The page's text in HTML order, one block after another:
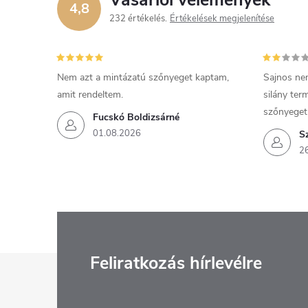
4,8
232 értékelés Értékelések megjelenítése
Fucskó Boldizsárné
01.08.2026
Nem azt a mintázatú szőnyeget kaptam,
amit rendeltem.
Sajnos
silány
Feliratkozás hírlevélre